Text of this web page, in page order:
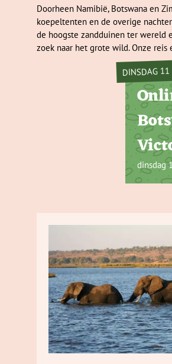
Doorheen Namibië, Botswana en
koepeltenten en de overige
de hoogste zandduinen ter wereld
zoek naar het grote wild. Onze
DINSDAG
dinsdag